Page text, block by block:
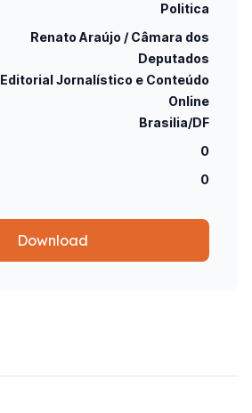
Politica
Renato Araújo / Câmara dos
Deputados
Editorial Jornalístico e Conteúdo
Online
Brasilia/DF
0
0
Download